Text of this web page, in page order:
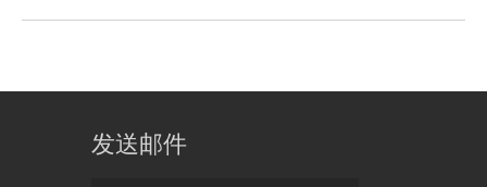
发送邮件